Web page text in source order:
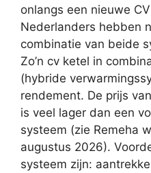
onlangs een nieuwe
Nederlanders hebben
combinatie van beide
Zo’n cv ketel in
(hybride
rendement. De prijs
is veel lager dan een
systeem (zie Remeha
augustus 2026).
systeem zijn: